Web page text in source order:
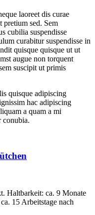
laoreet dis curae
pretium sed. Sem
cubilia suspendisse
curabitur suspendisse in
quisque quisque ut ut
augue non torquent
suscipit ut primis
quisque adipiscing
hac adipiscing
a quam a mi
conubia.
Haltbarkeit: ca. 9 Monate
15 Arbeitstage nach